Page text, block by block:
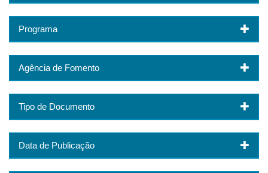
Programa
Agência de Fomento
Tipo de Documento
Data de Publicação